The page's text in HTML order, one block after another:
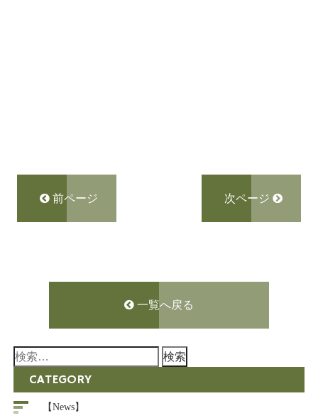
前ページ 次ページ
一覧へ戻る
検
CATEGORY
【News】